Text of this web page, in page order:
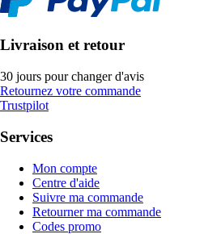
Livraison et retour
30 jours pour changer d'avis
Retournez votre commande
Trustpilot
Services
Mon compte
Centre d'aide
Suivre ma commande
Retourner ma commande
Codes promo